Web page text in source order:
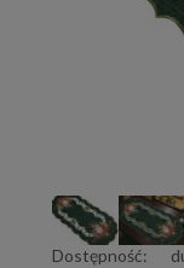
Dostępność: